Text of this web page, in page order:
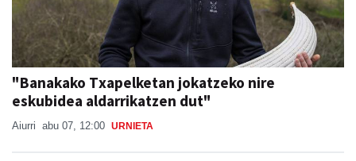
"Banakako Txapelketan jokatzeko nire
eskubidea aldarrikatzen dut"
Aiurri abu 07, 12:00 URNIETA